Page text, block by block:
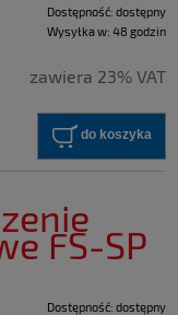
Dostępność: dostępny
Wysyłka w: 48 godzin
zawiera 23% VAT
do koszyka
FS-SP
Dostępność: dostępny